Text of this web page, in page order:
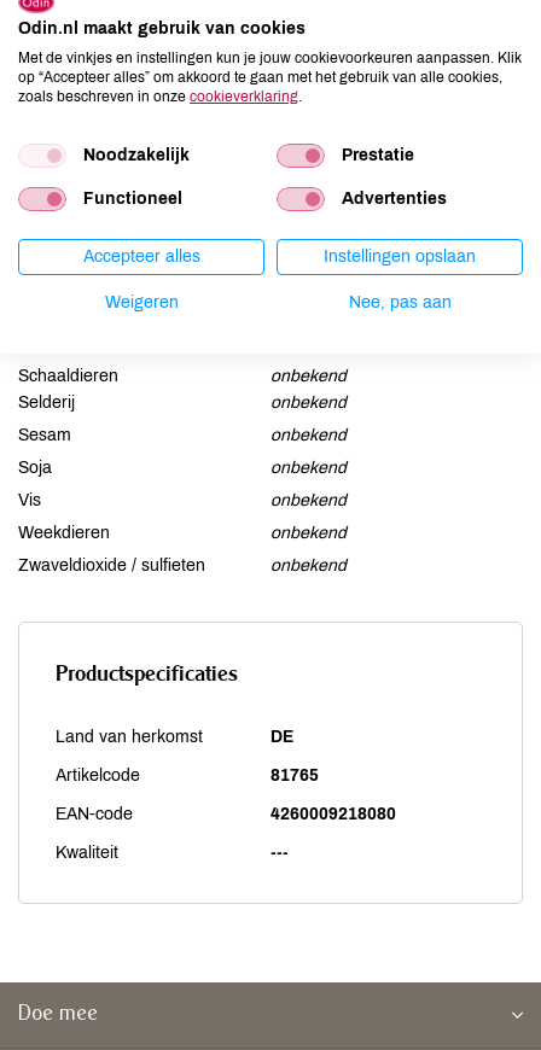
extract**, Cymbopogon nardus oil*, Lavandula angustifolia oil*,
(Linalool, Geraniol).
Allergenen
Aardnoten
onbekend
Gluten
onbekend
Lactose
onbekend
Lupine
onbekend
Schaaldieren
onbekend
Selderij
onbekend
Sesam
onbekend
Soja
onbekend
Vis
onbekend
Weekdieren
onbekend
Zwaveldioxide / sulfieten
onbekend
Productspecificaties
Land van herkomst DE
Artikelcode 81765
EAN-code 4260009218080
Kwaliteit ---
Doe mee
Odin.nl maakt gebruik van cookies
Met de vinkjes en instellingen kun je jouw cookievoorkeuren aanpassen. Klik
op “Accepteer alles” om akkoord te gaan met het gebruik van alle cookies,
zoals beschreven in onze cookieverklaring
Noodzakelijk Prestatie
Functioneel Advertenties
Accepteer alles Instellingen opslaan
Weigeren Nee, pas aan